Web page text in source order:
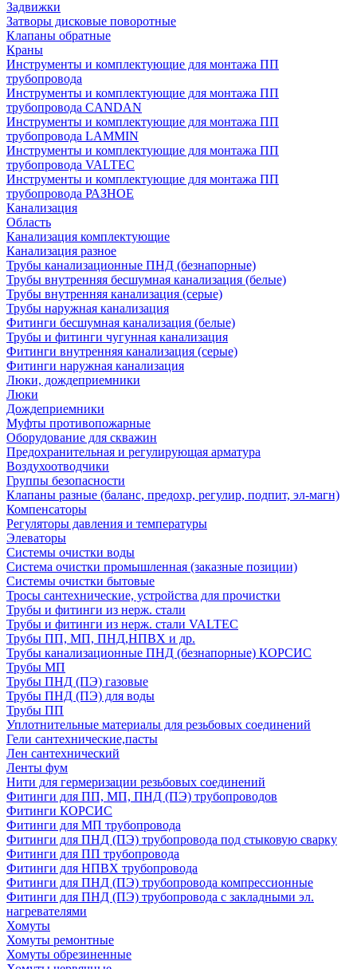
Задвижки
Затворы дисковые поворотные
Клапаны обратные
Краны
Инструменты и комплектующие для монтажа ПП
трубопровода
Инструменты и комплектующие для монтажа ПП
трубопровода CANDAN
Инструменты и комплектующие для монтажа ПП
трубопровода LAMMIN
Инструменты и комплектующие для монтажа ПП
трубопровода VALTEC
Инструменты и комплектующие для монтажа ПП
трубопровода РАЗНОЕ
Канализация
Область
Канализация комплектующие
Канализация разное
Трубы канализационные ПНД (безнапорные)
Трубы внутренняя бесшумная канализация (белые)
Трубы внутренняя канализация (серые)
Трубы наружная канализация
Фитинги бесшумная канализация (белые)
Трубы и фитинги чугунная канализация
Фитинги внутренняя канализация (серые)
Фитинги наружная канализация
Люки, дождеприемники
Люки
Дождеприемники
Муфты противопожарные
Оборудование для скважин
Предохранительная и регулирующая арматура
Воздухоотводчики
Группы безопасности
Клапаны разные (баланс, предохр, регулир, подпит, эл-магн)
Компенсаторы
Регуляторы давления и температуры
Элеваторы
Системы очистки воды
Система очистки промышленная (заказные позиции)
Системы очистки бытовые
Тросы сантехнические, устройства для прочистки
Трубы и фитинги из нерж. стали
Трубы и фитинги из нерж. стали VALTEC
Трубы ПП, МП, ПНД,НПВХ и др.
Трубы канализационные ПНД (безнапорные) КОРСИС
Трубы МП
Трубы ПНД (ПЭ) газовые
Трубы ПНД (ПЭ) для воды
Трубы ПП
Уплотнительные материалы для резьбовых соединений
Гели сантехнические,пасты
Лен сантехнический
Ленты фум
Нити для гермеризации резьбовых соединений
Фитинги для ПП, МП, ПНД (ПЭ) трубопроводов
Фитинги КОРСИС
Фитинги для МП трубопровода
Фитинги для ПНД (ПЭ) трубопровода под стыковую сварку
Фитинги для ПП трубопровода
Фитинги для НПВХ трубопровода
Фитинги для ПНД (ПЭ) трубопровода компрессионные
Фитинги для ПНД (ПЭ) трубопровода с закладными эл.
нагревателями
Хомуты
Хомуты ремонтные
Хомуты обрезиненные